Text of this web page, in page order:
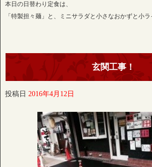
本日の日替わり定食は、
「特製担々麺」と、ミニサラダと小さなおかずと小ラ
玄関工事！
投稿日 2016年4月12日